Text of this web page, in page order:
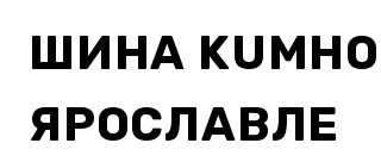
ШИНА
ЯРОСЛАВЛЕ